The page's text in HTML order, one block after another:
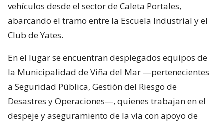
vehículos desde el sector de Caleta Portales,
abarcando el tramo entre la Escuela Industrial y el
Club de Yates.
En el lugar se encuentran desplegados equipos de
la Municipalidad de Viña del Mar —pertenecientes
a Seguridad Pública, Gestión del Riesgo de
Desastres y Operaciones—, quienes trabajan en el
despeje y aseguramiento de la vía con apoyo de